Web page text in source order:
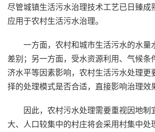
尽管城镇生活污水治理技术工艺已日臻成
应用于农村生活污水治理。
一方面，农村和城市生活污水的水量
差别；另一方面，受水资源利用、气候条
济水平等因素影响，农村生活污水处理更
择的处理模式是否合适，直接影响治理效
因此，农村污水处理需要重视因地制
大、人口较集中的村庄将会采用村集中处